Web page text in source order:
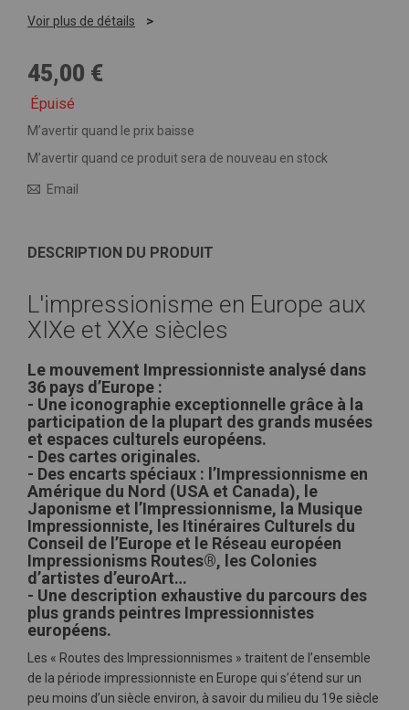
Voir plus de détails
45,00 €
Épuisé
M’avertir quand le prix baisse
M’avertir quand ce produit sera de nouveau en stock
Email
DESCRIPTION DU PRODUIT
L'impressionisme en Europe aux
XIXe et XXe siècles
Le mouvement Impressionniste analysé dans
36 pays d’Europe :
- Une iconographie exceptionnelle grâce à la
participation de la plupart des grands musées
et espaces culturels européens.
- Des cartes originales.
- Des encarts spéciaux : l’Impressionnisme en
Amérique du Nord (USA et Canada), le
Japonisme et l’Impressionnisme, la Musique
Impressionniste, les Itinéraires Culturels du
Conseil de l’Europe et le Réseau européen
Impressionisms Routes®, les Colonies
d’artistes d’euroArt…
- Une description exhaustive du parcours des
plus grands peintres Impressionnistes
européens.
Les « Routes des Impressionnismes » traitent de l’ensemble
de la période impressionniste en Europe qui s’étend sur un
peu moins d’un siècle environ, à savoir du milieu du 19e siècle